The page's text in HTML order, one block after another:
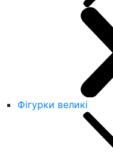
Фігурки великі